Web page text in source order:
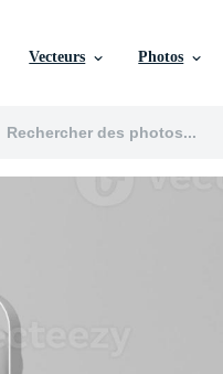
Vecteurs Photos